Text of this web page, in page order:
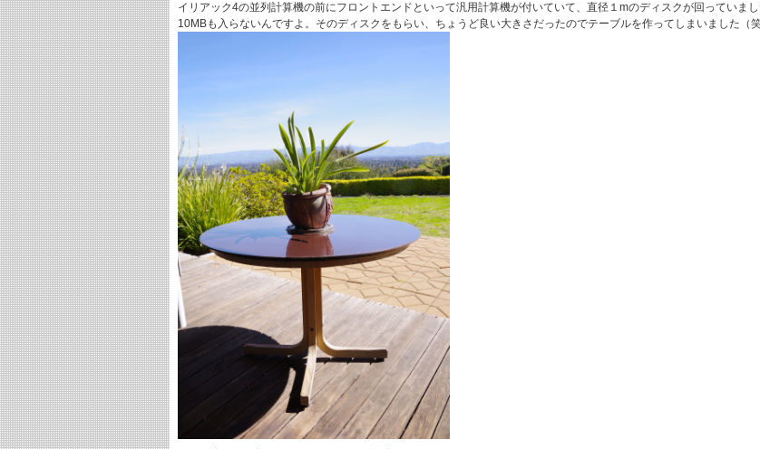
イリアック4の並列計算機の前にフロントエンドといって汎用計算機が付いていて、直径１mのディスクが回っていま
10MBも入らないんですよ。そのディスクをもらい、ちょうど良い大きさだったのでテーブルを作ってしまいました（